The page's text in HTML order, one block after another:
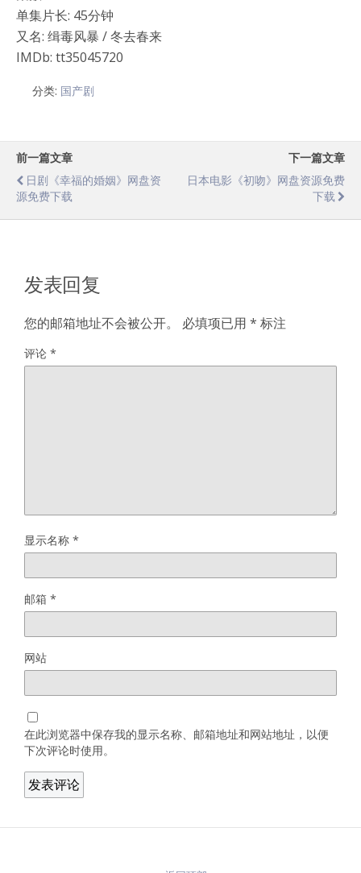
单集片长: 45分钟
又名: 缉毒风暴 / 冬去春来
IMDb: tt35045720
分类: 国产剧
前一篇文章
日剧《幸福的婚姻》网盘资
源免费下载
下一篇文章
日本电影《初吻》网盘资源免费
下载
发表回复
您的邮箱地址不会被公开。 必填项已用 * 标注
评论 *
显示名称 *
邮箱 *
网站
在此浏览器中保存我的显示名称、邮箱地址和网站地址，以便
下次评论时使用。